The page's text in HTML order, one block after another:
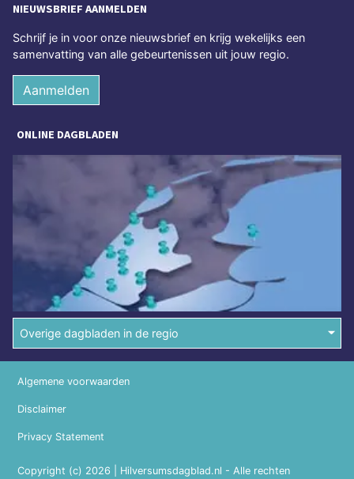
NIEUWSBRIEF AANMELDEN
Schrijf je in voor onze nieuwsbrief en krijg wekelijks een
samenvatting van alle gebeurtenissen uit jouw regio.
Aanmelden
ONLINE DAGBLADEN
Overige dagbladen in de regio
Copyright (c) 2026 | Hilversumsdagblad.nl - Alle rechten
Algemene voorwaarden
Disclaimer
Privacy Statement